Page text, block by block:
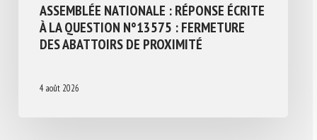
ASSEMBLÉE NATIONALE : RÉPONSE ÉCRITE
À LA QUESTION N°13575 : FERMETURE
DES ABATTOIRS DE PROXIMITÉ
4 août 2026